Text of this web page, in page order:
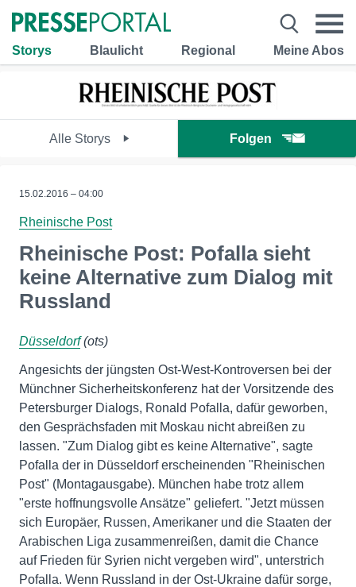
Storys Blaulicht Regional Meine Abos
Alle Storys Folgen
15.02.2016 – 04:00
Rheinische Post
Rheinische Post: Pofalla sieht
keine Alternative zum Dialog mit
Russland
Düsseldorf(ots)
Angesichts der jüngsten Ost-West-Kontroversen bei der
Münchner Sicherheitskonferenz hat der Vorsitzende des
Petersburger Dialogs, Ronald Pofalla, dafür geworben,
den Gesprächsfaden mit Moskau nicht abreißen zu
lassen. "Zum Dialog gibt es keine Alternative", sagte
Pofalla der in Düsseldorf erscheinenden "Rheinischen
Post" (Montagausgabe). München habe trotz allem
"erste hoffnungsvolle Ansätze" geliefert. "Jetzt müssen
sich Europäer, Russen, Amerikaner und die Staaten der
Arabischen Liga zusammenreißen, damit die Chance
auf Frieden für Syrien nicht vergeben wird", unterstrich
Pofalla. Wenn Russland in der Ost-Ukraine dafür sorge,